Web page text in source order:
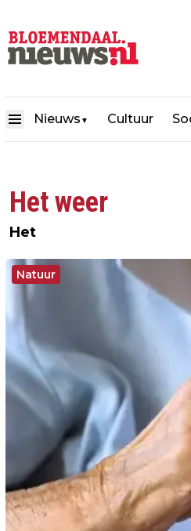
Nieuws ▼ Cultuur
Het weer
Het
Natuur